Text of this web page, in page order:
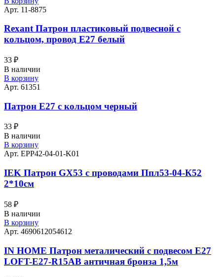
Арт. 11-8875
Rexant Патрон пластиковый подвесной с
кольцом, провод Е27 белый
33 ₽
В наличии
В корзину
Арт. 61351
Патрон Е27 с кольцом черный
33 ₽
В наличии
В корзину
Арт. EPP42-04-01-K01
IEK Патрон GX53 с проводами Ппл53-04-К52
2*10см
58 ₽
В наличии
В корзину
Арт. 4690612054612
IN HOME Патрон металический с подвесом Е27
LOFT-E27-R15AB античная бронза 1,5м